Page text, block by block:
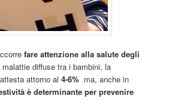
fare attenzione alla salute degli
diffuse tra i bambini, la
attorno al 4-6% ma, anche in
è determinante per prevenire